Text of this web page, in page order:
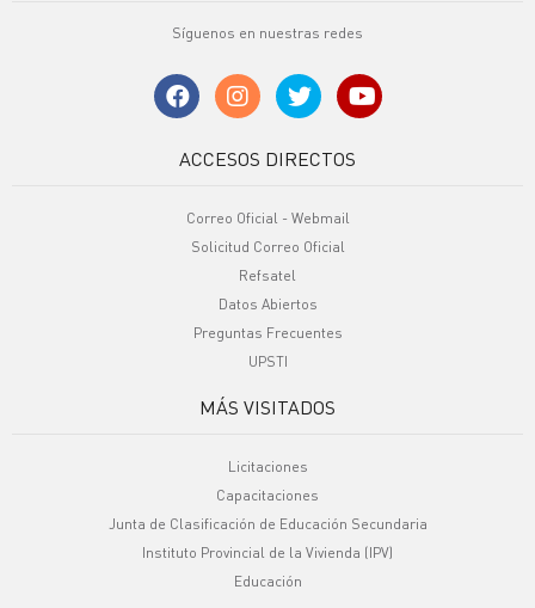
Síguenos en nuestras redes
ACCESOS DIRECTOS
Correo Oficial - Webmail
Solicitud Correo Oficial
Refsatel
Datos Abiertos
Preguntas Frecuentes
UPSTI
MÁS VISITADOS
Licitaciones
Capacitaciones
Junta de Clasificación de Educación Secundaria
Instituto Provincial de la Vivienda (IPV)
Educación